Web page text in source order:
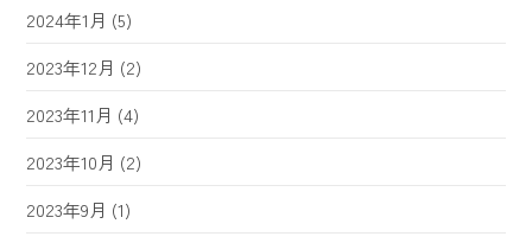
2024年1月 (5)
2023年12月 (2)
2023年11月 (4)
2023年10月 (2)
2023年9月 (1)